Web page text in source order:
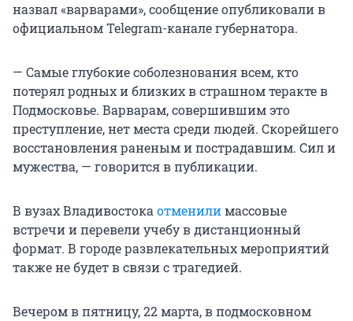
назвал «варварами», сообщение опубликовали в
официальном Telegram-канале губернатора.
— Самые глубокие соболезнования всем, кто
потерял родных и близких в страшном теракте в
Подмосковье. Варварам, совершившим это
преступление, нет места среди людей. Скорейшего
восстановления раненым и пострадавшим. Сил и
мужества, — говорится в публикации.
В вузах Владивостокаотменилимассовые
встречи и перевели учебу в дистанционный
формат. В городе развлекательных мероприятий
также не будет в связи с трагедией.
Вечером в пятницу, 22 марта, в подмосковном